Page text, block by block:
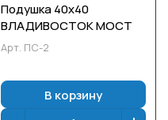
Подушка 40х40
ВЛАДИВОСТОК МОСТ
Арт. ПС-2
В корзину